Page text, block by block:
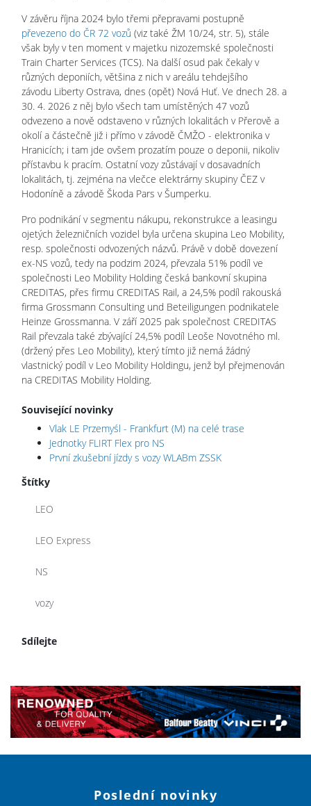
V závěru října 2024 bylo třemi přepravami postupně
převezeno do ČR 72 vozů (viz také ŽM 10/24, str. 5), stále
však byly v ten moment v majetku nizozemské společnosti
Train Charter Services (TCS). Na další osud pak čekaly v
různých deponiích, většina z nich v areálu tehdejšího
závodu Liberty Ostrava, dnes (opět) Nová Huť. Ve dnech 28. a
30. 4. 2026 z něj bylo všech tam umístěných 47 vozů
odvezeno a nově odstaveno v různých lokalitách v Přerově a
okolí a částečně již i přímo v závodě ČMŽO - elektronika v
Hranicích; i tam jde ovšem prozatím pouze o deponii, nikoliv
přístavbu k pracím. Ostatní vozy zůstávají v dosavadních
lokalitách, tj. zejména na vlečce elektrárny skupiny ČEZ v
Hodoníně a závodě Škoda Pars v Šumperku.
Pro podnikání v segmentu nákupu, rekonstrukce a leasingu
ojetých železničních vozidel byla určena skupina Leo Mobility,
resp. společnosti odvozených názvů. Právě v době dovezení
ex-NS vozů, tedy na podzim 2024, převzala 51% podíl ve
společnosti Leo Mobility Holding česká bankovní skupina
CREDITAS, přes firmu CREDITAS Rail, a 24,5% podíl rakouská
firma Grossmann Consulting und Beteiligungen podnikatele
Heinze Grossmanna. V září 2025 pak společnost CREDITAS
Rail převzala také zbývající 24,5% podíl Leoše Novotného ml.
(držený přes Leo Mobility), který tímto již nemá žádný
vlastnický podíl v Leo Mobility Holdingu, jenž byl přejmenován
na CREDITAS Mobility Holding.
Související novinky
Vlak LE Przemyśl - Frankfurt (M) na celé trase
Jednotky FLIRT Flex pro NS
První zkušební jízdy s vozy WLABm ZSSK
Štítky
LEO
LEO Express
NS
vozy
Sdílejte
Poslední novinky